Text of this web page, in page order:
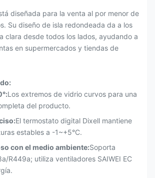
diseñada para la venta al por menor de
Su diseño de isla redondeada da a los
clara desde todos los lados, ayudando a
en supermercados y tiendas de
Los extremos de vidrio curvos para una
del producto.
El termostato digital Dixell mantiene
estables a -1~+5°C.
con el medio ambiente:Soporta
R449a; utiliza ventiladores SAIWEI EC